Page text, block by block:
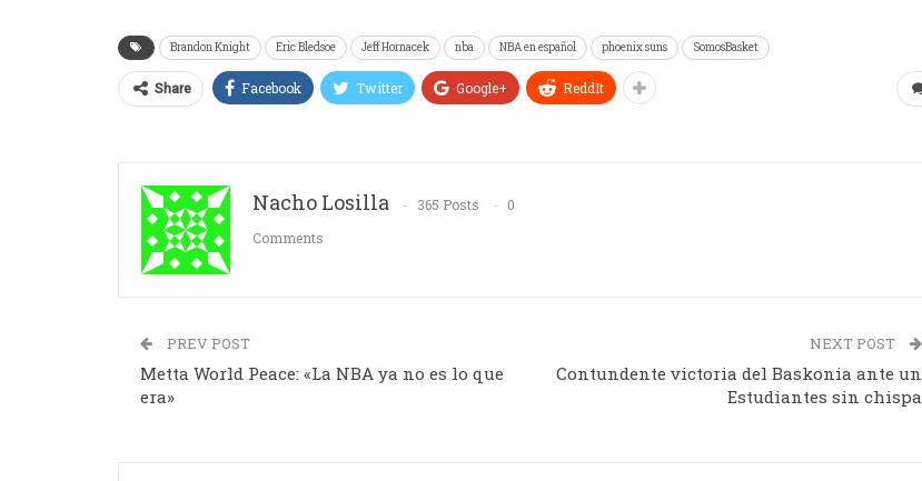
Brandon Knight Eric Bledsoe Jeff Hornacek nba NBA en español phoenix suns SomosBasket
Share Facebook Twitter Google+ ReddIt
Nacho Losilla 365 Posts
0
Comments
PREV POST
Metta World Peace: «La NBA ya no es lo que
era»
NEXT POST
Contundente victoria del Baskonia ante un
Estudiantes sin chispa